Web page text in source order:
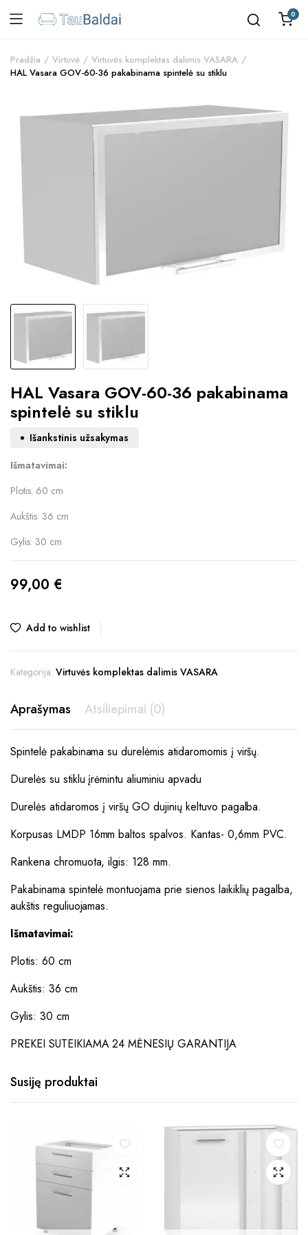
0
Pradžia Virtuvė
Virtuvės komplektas dalimis VASARA
HAL Vasara GOV-60-36 pakabinama spintelė su stiklu
HAL Vasara GOV-60-36 pakabinama
spintelė su stiklu
Išankstinis užsakymas
Išmatavimai:
Plotis: 60 cm
Aukštis: 36 cm
Gylis: 30 cm
99,00 €
Add to wishlist
Kategorija: Virtuvės komplektas dalimis VASARA
Aprašymas Atsiliepimai (0)
Spintelė pakabinama su durelėmis atidaromomis į viršų.
Durelės su stiklu įrėmintu aliuminiu apvadu
Durelės atidaromos į viršų GO dujinių keltuvo pagalba.
Korpusas LMDP 16mm baltos spalvos. Kantas- 0,6mm PVC.
Rankena chromuota, ilgis: 128 mm.
Pakabinama spintelė montuojama prie sienos laikiklių pagalba,
aukštis reguliuojamas.
Išmatavimai:
Plotis: 60 cm
Aukštis: 36 cm
Gylis: 30 cm
PREKEI SUTEIKIAMA 24 MĖNESIŲ GARANTIJA
Susiję produktai